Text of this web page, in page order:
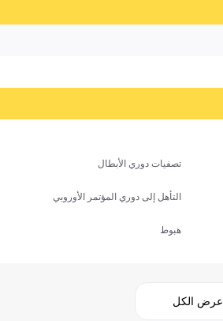
تصفيات دوري الأبطال
التأهل إلى دوري المؤتمر الأوروبي
هبوط
عرض الكل